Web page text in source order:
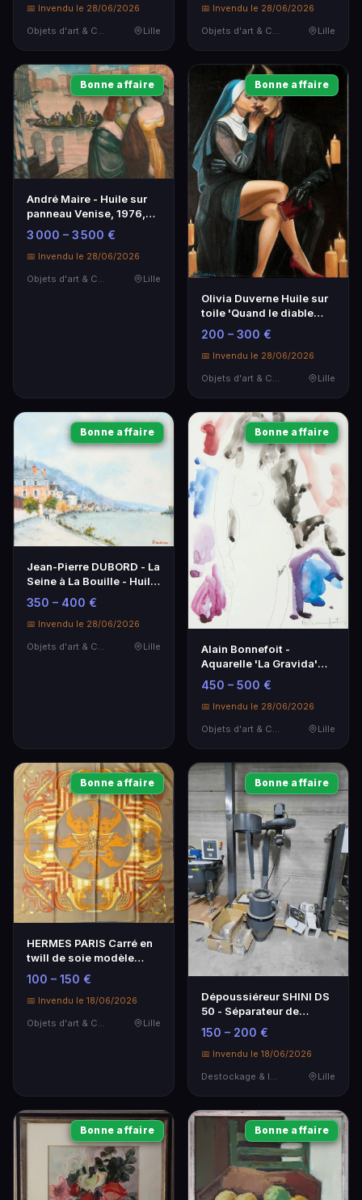
📅 Invendu le 28/06/2026
Objets d'art & Curiosités
Lille
📅 Invendu le 28/06/2026
Objets d'art & Curiosités
Lille
Bonne affaire
André Maire - Huile sur
panneau Venise, 1976,
64x90 cm
3 000 – 3 500 €
📅 Invendu le 28/06/2026
Objets d'art & Curiosités
Lille
Bonne affaire
Olivia Duverne Huile sur
toile 'Quand le diable
murmure' 61x46 cm
200 – 300 €
📅 Invendu le 28/06/2026
Objets d'art & Curiosités
Lille
Bonne affaire
Jean-Pierre DUBORD - La
Seine à La Bouille - Huile
sur toile signée
350 – 400 €
📅 Invendu le 28/06/2026
Objets d'art & Curiosités
Lille
Bonne affaire
Alain Bonnefoit -
Aquarelle 'La Gravida'
Signée 45x33 cm
450 – 500 €
📅 Invendu le 28/06/2026
Lille
Bonne affaire
HERMES PARIS Carré en
twill de soie modèle
Proues - 90x90 cm
100 – 150 €
📅 Invendu le 18/06/2026
Lille
Bonne affaire
Dépoussiéreur SHINI DS
50 - Séparateur de
poussières Neuf
150 – 200 €
📅 Invendu le 18/06/2026
Lille
Bonne affaire Bonne affaire